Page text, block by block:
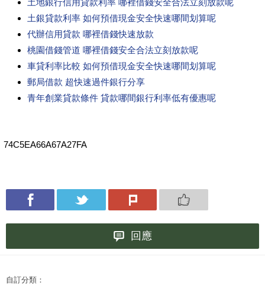
土地銀行信用貸款利率 哪裡借錢安全合法立刻放款呢
土銀貸款利率 如何預借現金安全快速哪間划算呢
代辦信用貸款 哪裡借錢快速放款
桃園借錢管道 哪裡借錢安全合法立刻放款呢
車貸利率比較 如何預借現金安全快速哪間划算呢
郵局借款 超快速過件銀行分享
青年創業貸款條件 貸款哪間銀行利率低有優惠呢
74C5EA66A67A27FA
回應
自訂分類：